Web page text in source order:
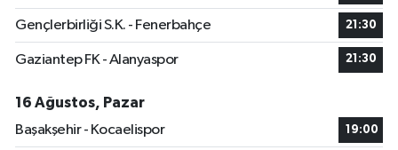
Gençlerbirliği S.K. - Fenerbahçe 21:30
Gaziantep FK - Alanyaspor 21:30
16 Ağustos, Pazar
Başakşehir - Kocaelispor
19:00